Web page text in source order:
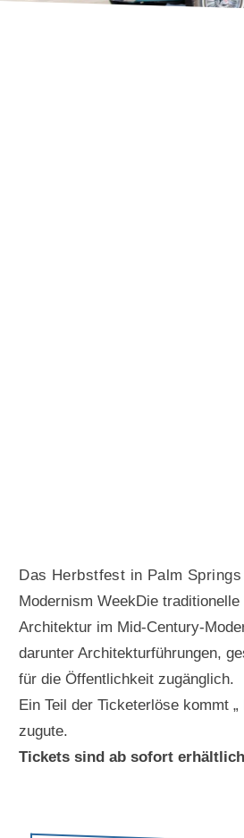
Das Herbstfest in Palm
Modernism WeekDie
Architektur im Mid-Century-
darunter Architekturführungen,
für die Öffentlichkeit zugänglich.
Ein Teil der Ticketerlöse kommt
zugute.
Tickets sind ab sofort